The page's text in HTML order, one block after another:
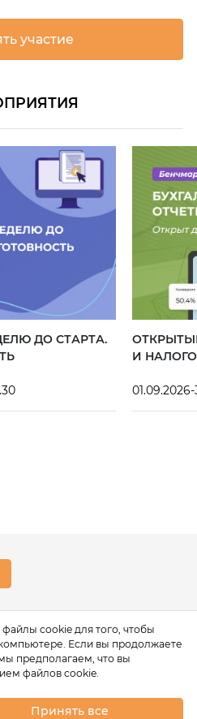
участие
ДО СТАРТА.
И
01.09.2026-
cookie для того, чтобы
Если вы продолжаете
предполагаем, что вы
файлов cookie.
Принять все